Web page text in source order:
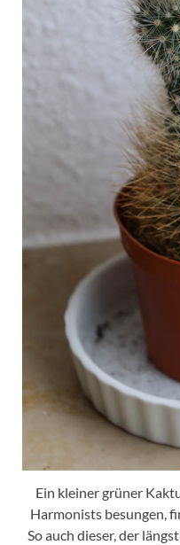
Ein kleiner grüner
Harmonists besungen,
So auch dieser, der